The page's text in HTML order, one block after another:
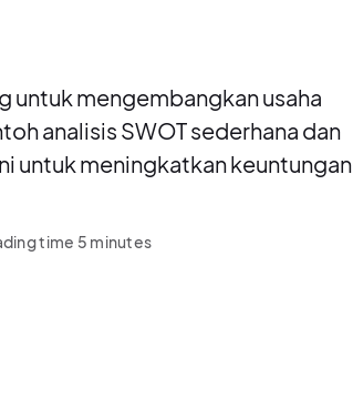
untuk mengembangkan usaha
analisis SWOT sederhana dan
untuk meningkatkan keuntungan
time 5 minutes